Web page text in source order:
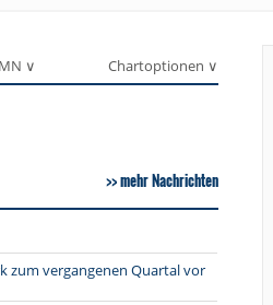
∨ Chartoptionen ∨
mehr Nachrichten
zum vergangenen Quartal vor